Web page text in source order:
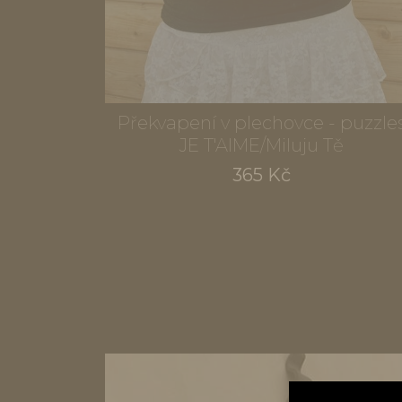
Překvapení v plechovce -
JE T'AIME/Miluju Tě
365 Kč